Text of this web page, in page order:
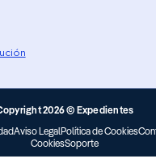
2026 © Expedientes
Aviso LegalPolítica de Cookies
CookiesSoporte